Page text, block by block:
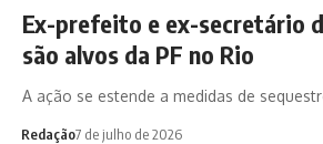
Ex-prefeito e ex-secretário
são alvos da PF no Rio
A ação se estende a medidas de
Redação7 de julho de 2026